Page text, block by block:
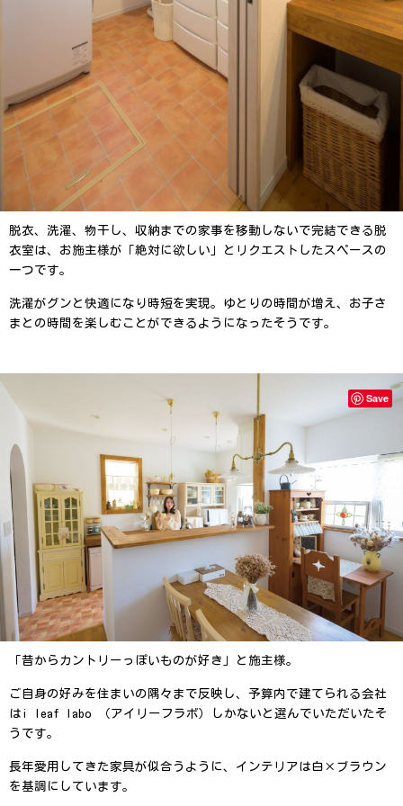
脱衣、洗濯、物干し、収納までの家事を移動しないで完結できる脱
衣室は、お施主様が「絶対に欲しい」とリクエストしたスペースの
一つです。
洗濯がグンと快適になり時短を実現。ゆとりの時間が増え、お子さ
まとの時間を楽しむことができるようになったそうです。
「昔からカントリーっぽいものが好き」と施主様。
ご自身の好みを住まいの隅々まで反映し、予算内で建てられる会社
はi leaf labo （アイリーフラボ）しかないと選んでいただいたそ
うです。
長年愛用してきた家具が似合うように、インテリアは白×ブラウン
を基調にしています。
Save